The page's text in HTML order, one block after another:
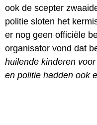
ook de scepter
politie sloten het
er nog geen officiële
organisator vond dat
huilende kinderen
en politie hadden ook